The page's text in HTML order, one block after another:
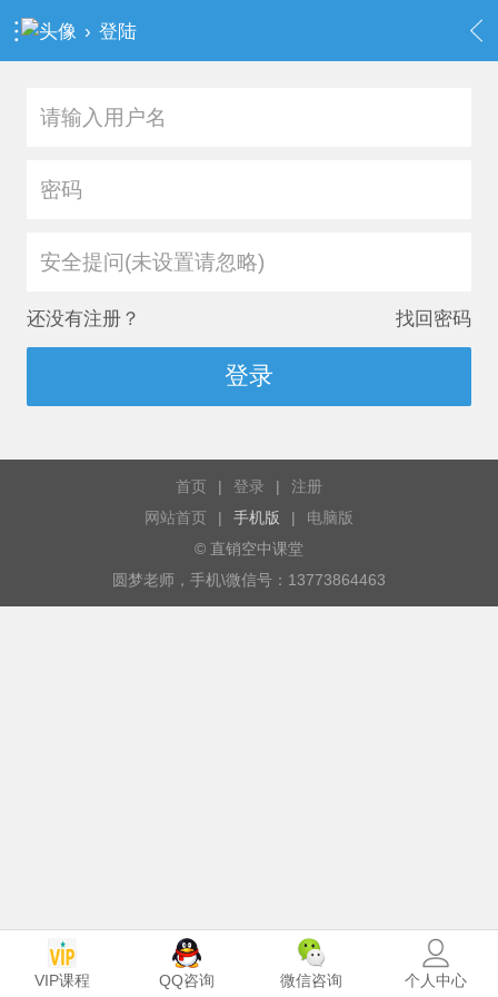
› 登陆
安全提问(未设置请忽略)
还没有注册？ 找回密码
登录
首页 | 登录 |
注册
网站首页
| 手机版 |
电脑版
© 直销空中课堂
圆梦老师，手机\微信号：13773864463
VIP课程 QQ咨询 微信咨询 个人中心